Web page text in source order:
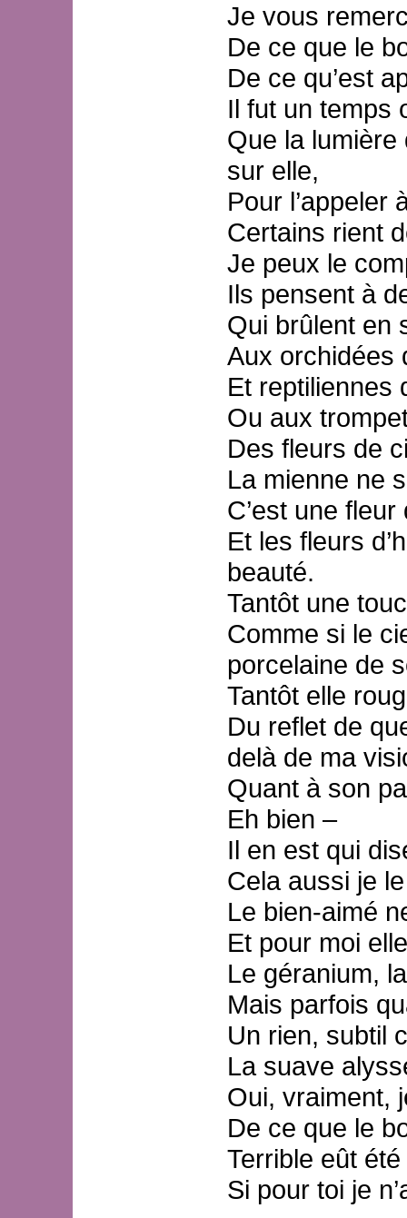
Je vous
De ce que le
De ce qu’est
Il fut un temps
Que la
sur elle,
Pour l’appeler
Certains rient
Je peux le
Ils pensent à
Qui brûlent en
Aux orchidées
Et reptiliennes
Ou aux
Des fleurs de
La mienne ne
C’est une fleur
Et les fleurs
beauté.
Tantôt une
Comme si le
porcelaine de
Tantôt elle
Du reflet de
delà de ma
Quant à son
Eh bien –
Il en est qui
Cela aussi je
Le bien-aimé
Et pour moi
Le géranium,
Mais parfois
Un rien, subtil
La suave
Oui, vraiment,
De ce que le
Terrible eût
Si pour toi je